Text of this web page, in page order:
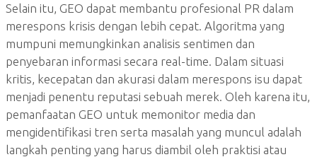
Selain itu, GEO dapat membantu profesional PR dalam
merespons krisis dengan lebih cepat. Algoritma yang
mumpuni memungkinkan analisis sentimen dan
penyebaran informasi secara real-time. Dalam situasi
kritis, kecepatan dan akurasi dalam merespons isu dapat
menjadi penentu reputasi sebuah merek. Oleh karena itu,
pemanfaatan GEO untuk memonitor media dan
mengidentifikasi tren serta masalah yang muncul adalah
langkah penting yang harus diambil oleh praktisi atau